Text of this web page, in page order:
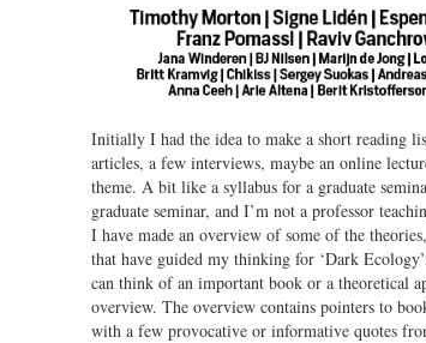
Initially I had the idea to make a short reading
articles, a few interviews, maybe an online
theme. A bit like a syllabus for a graduate
graduate seminar, and I’m not a professor
I have made an overview of some of the
that have guided my thinking for ‘Dark
can think of an important book or a theoretical
overview. The overview contains pointers to
with a few provocative or informative quotes